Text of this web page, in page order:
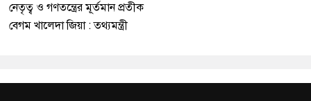
নেতৃত্ব ও গণতন্ত্রের মূর্তমান প্রতীক
বেগম খালেদা জিয়া : তথ্যমন্ত্রী